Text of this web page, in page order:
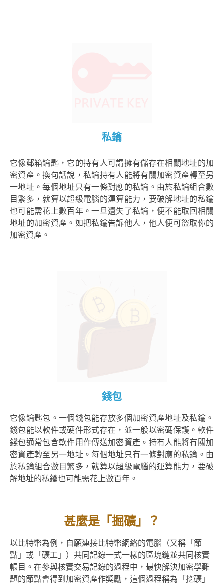
私鑰
它像郵箱鑰匙，它的持有人可謂擁有儲存在相關地址的加
密資產。換句話說，私鑰持有人能將有關加密資產轉至另
一地址。每個地址只有一條對應的私鑰。由於私鑰組合數
目繁多，就算以超級電腦的運算能力，要破解地址的私鑰
也可能需花上數百年。一旦遺失了私鑰，便不能取回相關
地址的加密資產。如把私鑰告訴他人，他人便可盜取你的
加密資產。
錢包
它像鑰匙包。一個錢包能存放多個加密資產地址及私鑰。
錢包能以軟件或硬件形式存在，並一般以密碼保護。軟件
錢包通常包含軟件用作傳送加密資產。持有人能將有關加
密資產轉至另一地址。每個地址只有一條對應的私鑰。由
於私鑰組合數目繁多，就算以超級電腦的運算能力，要破
解地址的私鑰也可能需花上數百年。
甚麼是「掘礦」？
以比特幣為例，自願連接比特幣網絡的電腦（又稱「節
點」或「礦工」）共同記錄一式一樣的區塊鏈並共同核實
帳目。在參與核實交易記錄的過程中，最快解決加密學難
題的節點會得到加密資產作奬勵，這個過程稱為「挖礦」